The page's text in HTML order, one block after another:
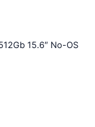
15.6″ No-OS